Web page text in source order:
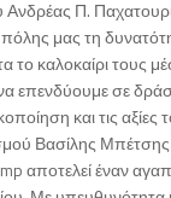
Ανδρέας Π.
πόλης μας τη
το καλοκαίρι τους
επενδύουμε σε
και τις αξίες
Βασίλης
αποτελεί έναν